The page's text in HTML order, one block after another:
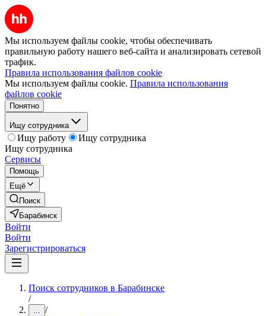
Мы используем файлы cookie, чтобы обеспечивать
правильную работу нашего веб-сайта и анализировать сетевой
трафик.
Правила использования файлов cookie
Мы используем файлы cookie. Правила использования
файлов cookie
Понятно
Ищу сотрудника
Ищу работу
Ищу сотрудника
Ищу сотрудника
Сервисы
Помощь
Ещё
Поиск
Барабинск
Войти
Войти
Зарегистрироваться
Поиск сотрудников в Барабинске
/
... /